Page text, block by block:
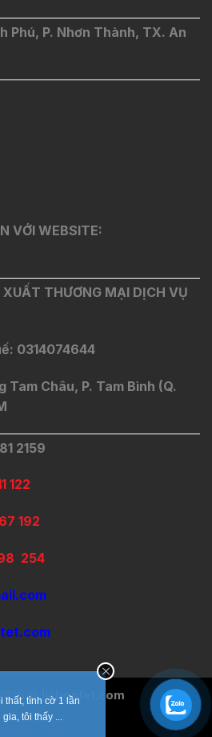
Phú, P. Nhơn Thành, TX. An
VỚI WEBSITE:
THƯƠNG MẠI DỊCH VỤ
0314074644
Châu, P. Tam Bình (Q.
2159
122
192
254
© lichgotet.com
thất, tình cờ 1 lần
tôi thấy ...